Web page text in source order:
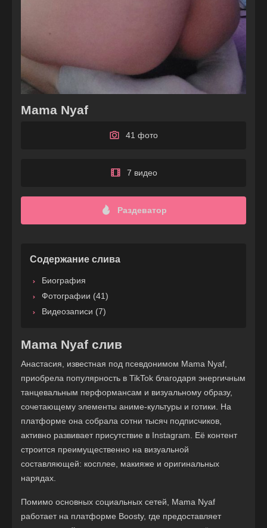
Mama Nyaf
41 фото
7 видео
Раздеватор
Содержание слива
Биография
Фотографии (41)
Видеозаписи (7)
Mama Nyaf слив
Анастасия, известная под псевдонимом Mama Nyaf,
приобрела популярность в TikTok благодаря энергичным
танцевальным перформансам и визуальному образу,
сочетающему элементы аниме-культуры и готики. На
платформе она собрала сотни тысяч подписчиков,
активно развивает присутствие в Instagram. Её контент
строится преимущественно на визуальной
составляющей: косплее, макияже и оригинальных
нарядах.
Помимо основных социальных сетей, Mama Nyaf
работает на платформе Boosty, где предоставляет